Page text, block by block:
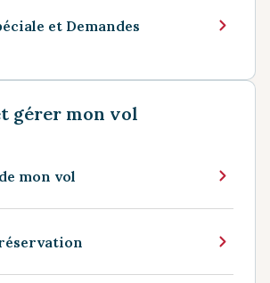
et Demandes
gérer mon vol
mon vol